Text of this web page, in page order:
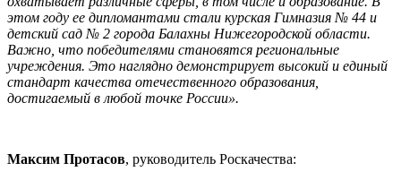
этом году ее дипломантами стали курская Гимназия № 44 и
детский сад № 2 города Балахны Нижегородской области.
Важно, что победителями становятся региональные
учреждения. Это наглядно демонстрирует высокий и единый
стандарт качества отечественного образования,
достигаемый в любой точке России».
Максим Протасов, руководитель Роскачества: